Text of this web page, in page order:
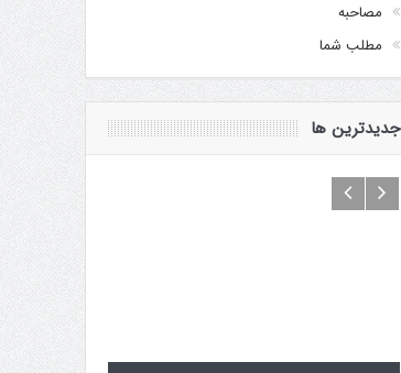
مصاحبه
مطلب شما
جدیدترین ها